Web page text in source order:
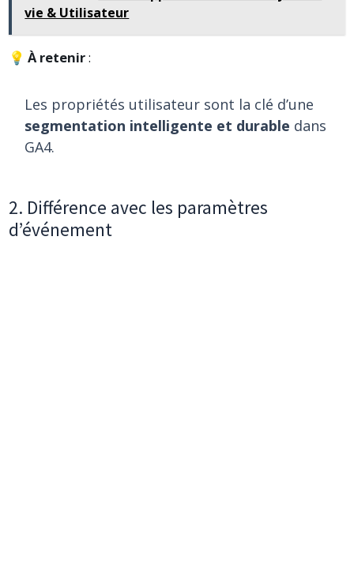
vie & Utilisateur
💡 À retenir:
Les propriétés utilisateur sont la clé d’une
segmentation intelligente et durable dans
GA4.
2. Différence avec les paramètres
d’événement